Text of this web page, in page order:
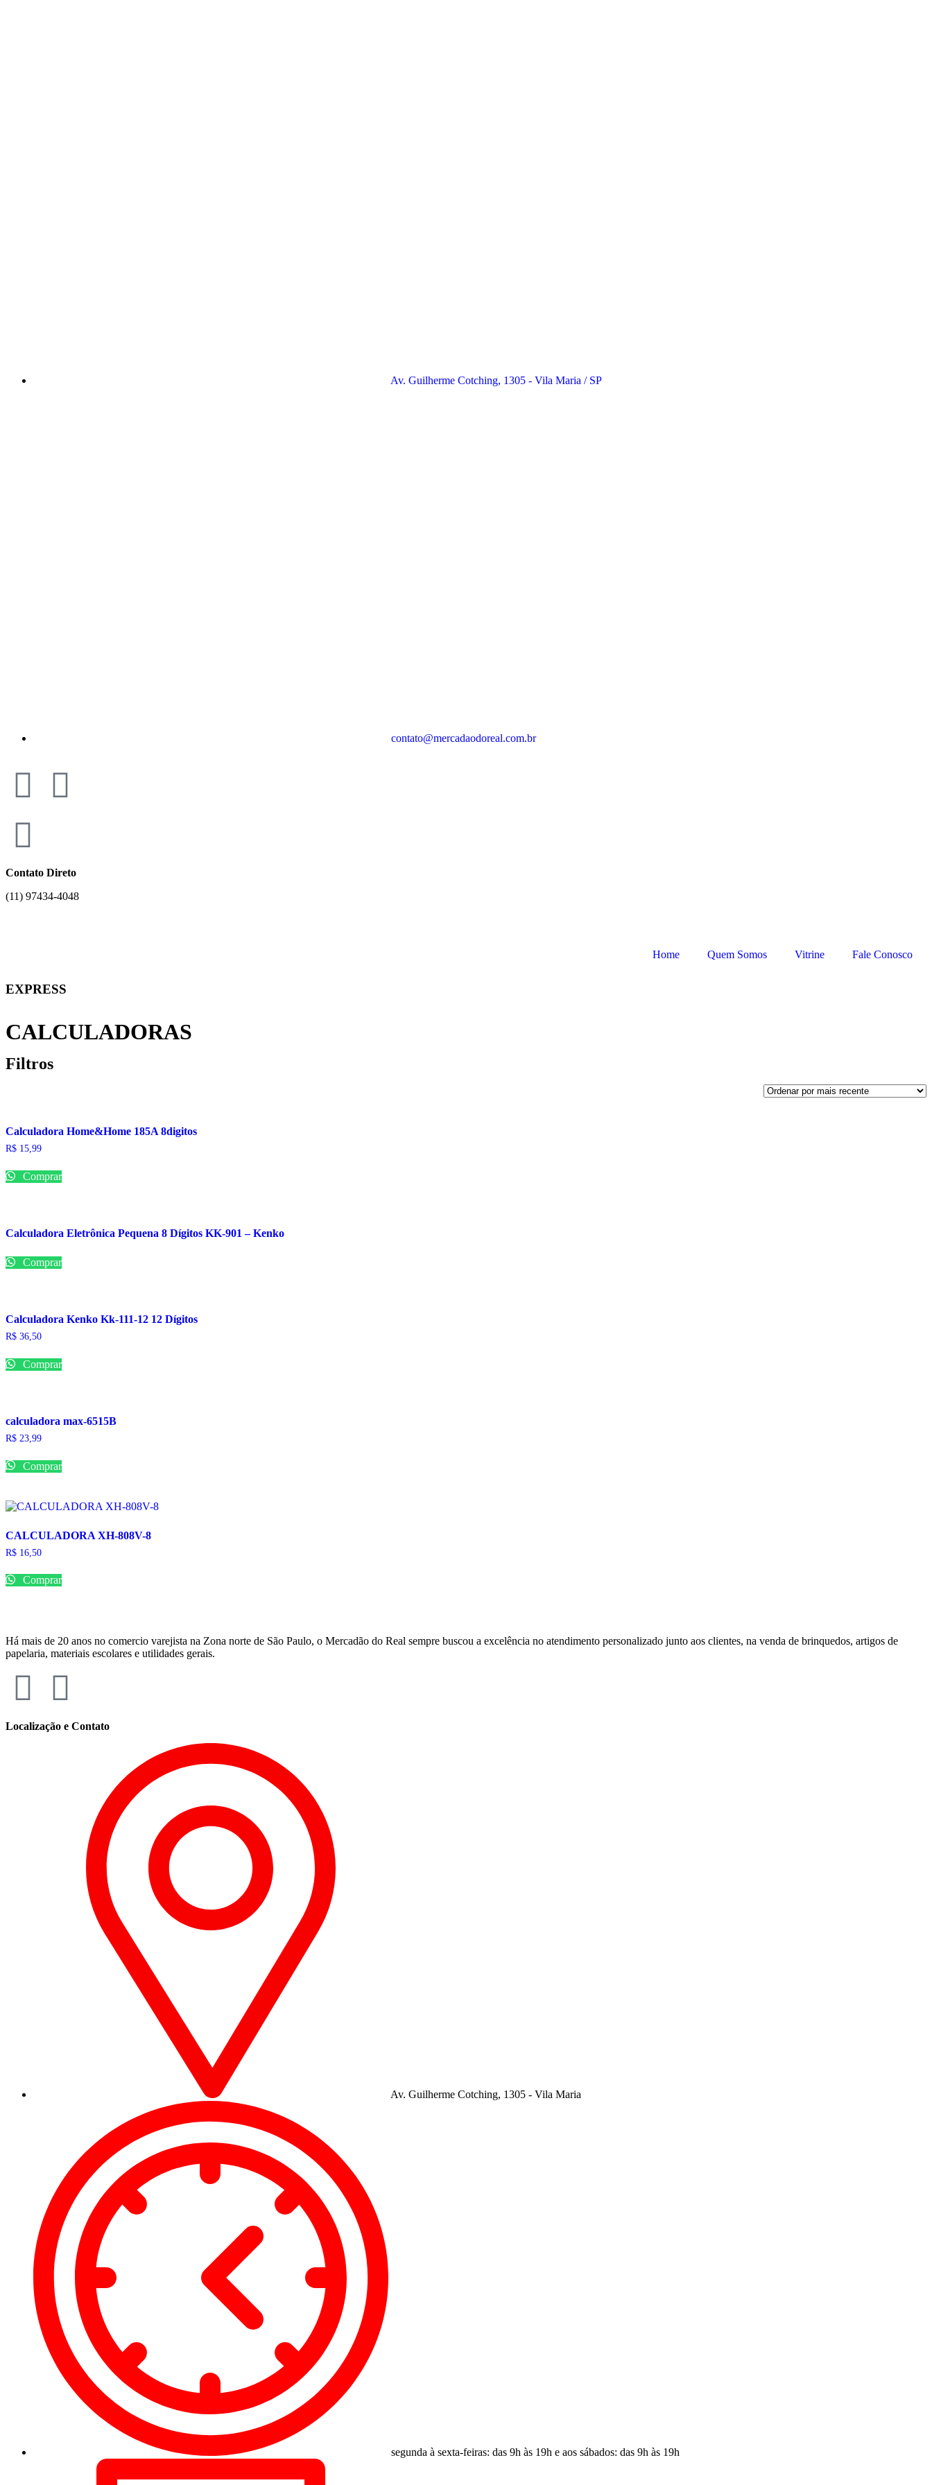
Av. Guilherme Cotching, 1305 - Vila Maria / SP
contato@mercadaodoreal.com.br
Contato Direto
(11) 97434-4048
Home Quem Somos Vitrine Fale Conosco
EXPRESS
CALCULADORAS
Filtros
Calculadora Home&Home 185A 8digitos
R$ 15,99
Comprar
Calculadora Eletrônica Pequena 8 Dígitos KK-901 – Kenko
Comprar
Calculadora Kenko Kk-111-12 12 Dígitos
R$ 36,50
Comprar
calculadora max-6515B
R$ 23,99
Comprar
CALCULADORA XH-808V-8
R$ 16,50
Comprar
Há mais de 20 anos no comercio varejista na Zona norte de São Paulo, o Mercadão do Real sempre buscou a excelência no atendimento personalizado junto aos clientes, na venda de brinquedos, artigos de
papelaria, materiais escolares e utilidades gerais.
Localização e Contato
Av. Guilherme Cotching, 1305 - Vila Maria
segunda à sexta-feiras: das 9h às 19h e aos sábados: das 9h às 19h